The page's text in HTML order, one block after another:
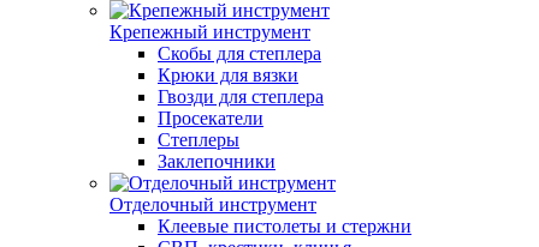
Крепежный инструмент
Скобы для степлера
Крюки для вязки
Гвозди для степлера
Просекатели
Степлеры
Заклепочники
Отделочный инструмент
Клеевые пистолеты и стержни